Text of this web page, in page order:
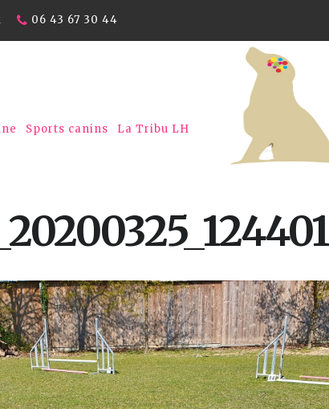
06 43 67 30 44
Sports canins La Tribu LH